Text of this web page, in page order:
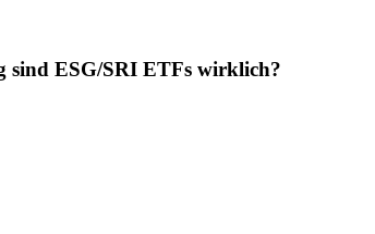
ESG/SRI ETFs wirklich?